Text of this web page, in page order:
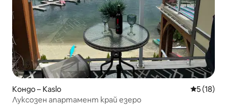
Кондо – Kaslo Средна
5 (18)
Луксозен апартамент край езеро